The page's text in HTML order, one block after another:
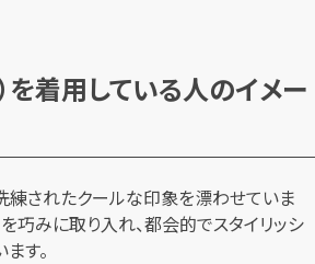
を着用している人のイメー
練されたクールな印象を漂わせていま
を巧みに取り入れ、都会的でスタイリッシ
す。